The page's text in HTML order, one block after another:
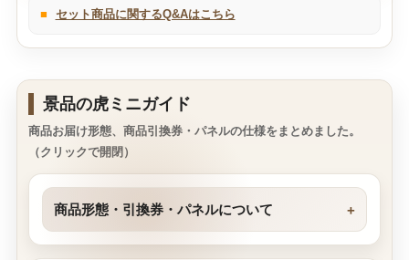
■ セット商品に関するQ&Aはこちら
景品の虎ミニガイド
商品お届け形態、商品引換券・パネルの仕様をまとめました。
（クリックで開閉）
商品形態・引換券・パネルについて